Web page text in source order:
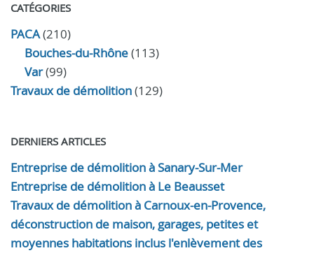
CATÉGORIES
PACA(210)
Bouches-du-Rhône(113)
Var(99)
Travaux de démolition(129)
DERNIERS ARTICLES
Entreprise de démolition à Sanary-Sur-Mer
Entreprise de démolition à Le Beausset
Travaux de démolition à Carnoux-en-Provence,
déconstruction de maison, garages, petites et
moyennes habitations inclus l'enlèvement des